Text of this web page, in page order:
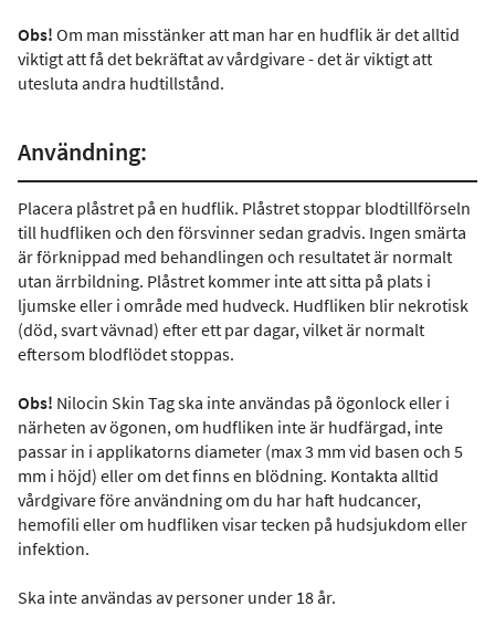
Obs! Om man misstänker att man har en hudflik är det alltid
viktigt att få det bekräftat av vårdgivare - det är viktigt att
utesluta andra hudtillstånd.
Användning:
Placera plåstret på en hudflik. Plåstret stoppar blodtillförseln
till hudfliken och den försvinner sedan gradvis. Ingen smärta
är förknippad med behandlingen och resultatet är normalt
utan ärrbildning. Plåstret kommer inte att sitta på plats i
ljumske eller i område med hudveck. Hudfliken blir nekrotisk
(död, svart vävnad) efter ett par dagar, vilket är normalt
eftersom blodflödet stoppas.
Obs! Nilocin Skin Tag ska inte användas på ögonlock eller i
närheten av ögonen, om hudfliken inte är hudfärgad, inte
passar in i applikatorns diameter (max 3 mm vid basen och 5
mm i höjd) eller om det finns en blödning. Kontakta alltid
vårdgivare före användning om du har haft hudcancer,
hemofili eller om hudfliken visar tecken på hudsjukdom eller
infektion.
Ska inte användas av personer under 18 år.